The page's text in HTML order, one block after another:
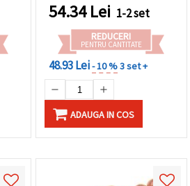
54.34Lei 1-2 set
REDUCERI
PENTRU CANTITATE
48.93 Lei- 10 %3 set +
ADAUGA IN COS